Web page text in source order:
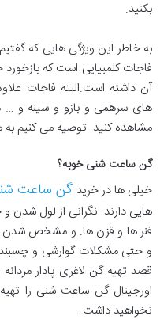
بکنید.
به خاطر این ویژگی هایی که
فاجات کلمبیایی است که
آن داشته است.البته فاجات
های سرهمی و بازو و سینه و …
مشاهده کنید. توصیه می کنیم
گن ساعت شنی خوبه؟
خیلی ها در خرید گن ساعت
هایی دارند. نگرانی از لول
فنر ها و قزن ها. و مشخص شدن
و حتی مشکلات گوارشی و
قصد تهیه گن لاغری پادار
اورجینال گن ساعت شنی را
نخواهید داشت.